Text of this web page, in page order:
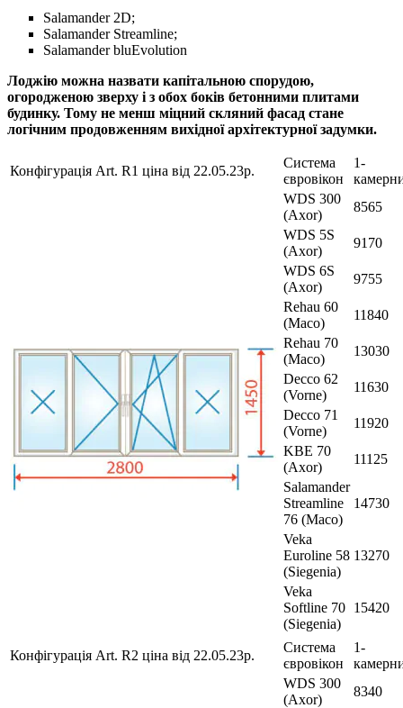
Salamander 2D;
Salamander Streamline;
Salamander bluEvolution
Лоджію можна назвати капітальною спорудою,
огородженою зверху і з обох боків бетонними плитами
будинку. Тому не менш міцний скляний фасад стане
логічним продовженням вихідної архітектурної задумки.
Конфігурація Art. R1 ціна від 22.05.23р.
Система
євровікон
1-
WDS 300
(Axor)
8565
WDS 5S
(Axor)
9170
WDS 6S
(Axor)
9755
Rehau 60
(Maco)
11840
Rehau 70
(Maco)
13030
Decco 62
(Vorne)
11630
Decco 71
(Vorne)
11920
KBE 70
(Axor)
11125
Salamander
Streamline
76 (Maco)
14730
Veka
Euroline 58
(Siegenia)
13270
Veka
Softline 70
(Siegenia)
15420
Конфігурація Art. R2 ціна від 22.05.23р.
Система
євровікон
1-
WDS 300
(Axor)
8340